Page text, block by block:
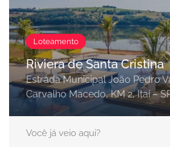
Loteamento
Riviera de Santa Cristina
Estrada Municipal João Pedro
Carvalho Macedo, KM 2, Itaí –
Você já veio aqui?